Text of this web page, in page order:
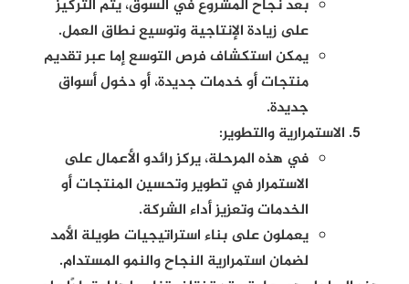
بعد نجاح المشروع في السوق، يتم التركيز
على زيادة الإنتاجية وتوسيع نطاق العمل.
يمكن استكشاف فرص التوسع إما عبر تقديم
منتجات أو خدمات جديدة، أو دخول أسواق
جديدة.
الاستمرارية والتطوير:
في هذه المرحلة، يركز رائدو الأعمال على
الاستمرار في تطوير وتحسين المنتجات أو
الخدمات وتعزيز أداء الشركة.
يعملون على بناء استراتيجيات طويلة الأمد
لضمان استمرارية النجاح والنمو المستدام.